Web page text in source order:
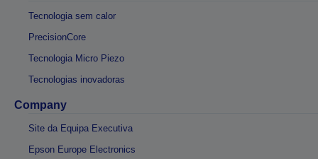
Tecnologia sem calor
PrecisionCore
Tecnologia Micro Piezo
Tecnologias inovadoras
Company
Site da Equipa Executiva
Epson Europe Electronics